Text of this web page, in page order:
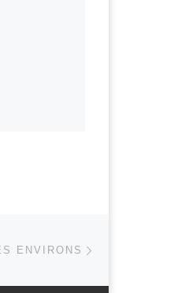
ENVIRONS